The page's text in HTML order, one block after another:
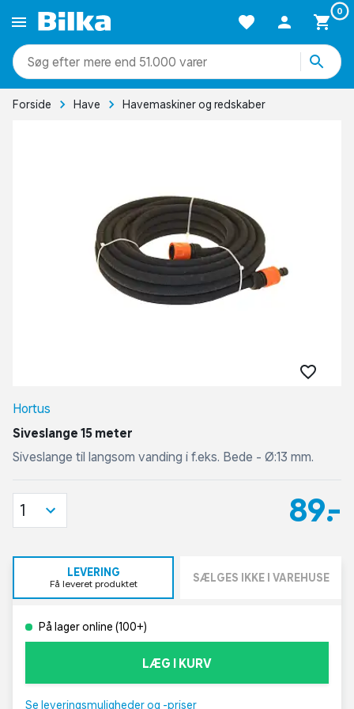
0
mere end 51.000 varer
Forside Have Havemaskiner og redskaber
Hortus
Siveslange 15 meter
Siveslange til langsom vanding i f.eks. Bede - Ø:13 mm.
89,-
1
LEVERING
Få leveret produktet SÆLGES IKKE I VAREHUSE
På lager online (100+)
LÆG I KURV
Se leveringsmuligheder og -priser